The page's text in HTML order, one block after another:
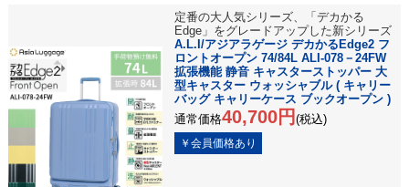
定番の大人気シリーズ、「デカかる
Edge」をグレードアップした新シリーズ
A.L.I/アジアラゲージ デカかるEdge2 フ
ロントオープン 74/84L ALI-078－24FW
拡張機能 静音 キャスターストッパー 大
型キャスター ウォッシャブル ( キャリー
バッグ キャリーケース ブックオープン )
通常価格40,700円 (税込)